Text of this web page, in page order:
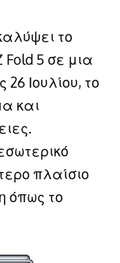
το
Fold 5 σε μια
Ιουλίου, το
και
πλαίσιο
όπως το